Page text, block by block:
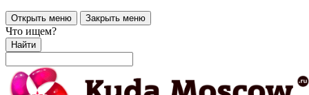
Открыть меню Закрыть меню
Что ищем?
Найти